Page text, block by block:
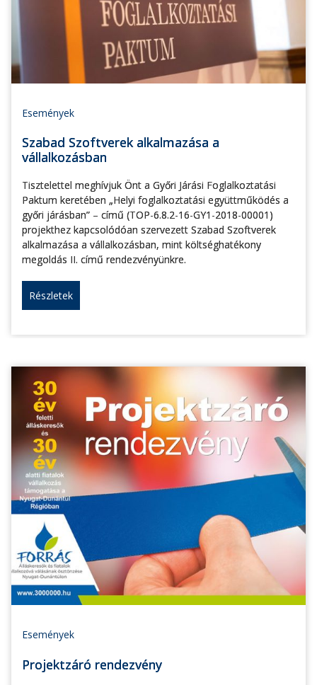
Események
Szabad Szoftverek alkalmazása a
vállalkozásban
Tisztelettel meghívjuk Önt a Győri Járási Foglalkoztatási
Paktum keretében „Helyi foglalkoztatási együttműködés a
győri járásban” – című (TOP-6.8.2-16-GY1-2018-00001)
projekthez kapcsolódóan szervezett Szabad Szoftverek
alkalmazása a vállalkozásban, mint költséghatékony
megoldás II. című rendezvényünkre.
Részletek
Események
Projektzáró rendezvény